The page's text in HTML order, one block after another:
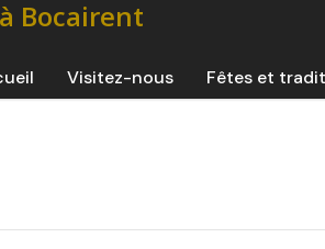
Visitez-nous Fêtes et